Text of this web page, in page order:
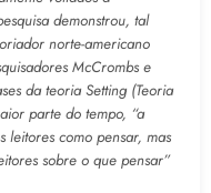
demonstrou, tal
norte-americano
McCrombs e
da teoria Setting (Teoria
parte do tempo, “a
leitores como pensar, mas
sobre o que pensar”